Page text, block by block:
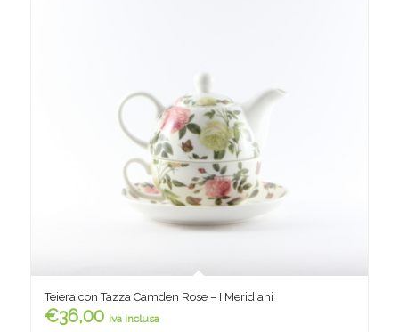
Teiera con Tazza Camden Rose – I Meridiani
€36,00 iva inclusa